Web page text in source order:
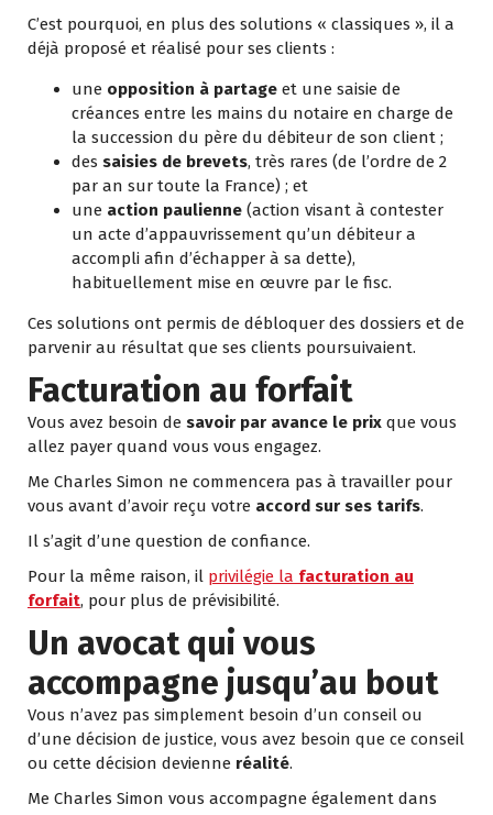
C’est pourquoi, en plus des solutions « classiques », il a
déjà proposé et réalisé pour ses clients :
une opposition à partage et une saisie de
créances entre les mains du notaire en charge de
la succession du père du débiteur de son client ;
des saisies de brevets, très rares (de l’ordre de 2
par an sur toute la France) ; et
une action paulienne (action visant à contester
un acte d’appauvrissement qu’un débiteur a
accompli afin d’échapper à sa dette),
habituellement mise en œuvre par le fisc.
Ces solutions ont permis de débloquer des dossiers et de
parvenir au résultat que ses clients poursuivaient.
Facturation au forfait
Vous avez besoin de savoir par avance le prix que vous
allez payer quand vous vous engagez.
Me Charles Simon ne commencera pas à travailler pour
vous avant d’avoir reçu votre accord sur ses tarifs.
Il s’agit d’une question de confiance.
Pour la même raison, il privilégie la facturation au
forfait, pour plus de prévisibilité.
Un avocat qui vous
accompagne jusqu’au bout
Vous n’avez pas simplement besoin d’un conseil ou
d’une décision de justice, vous avez besoin que ce conseil
ou cette décision devienne réalité.
Me Charles Simon vous accompagne également dans